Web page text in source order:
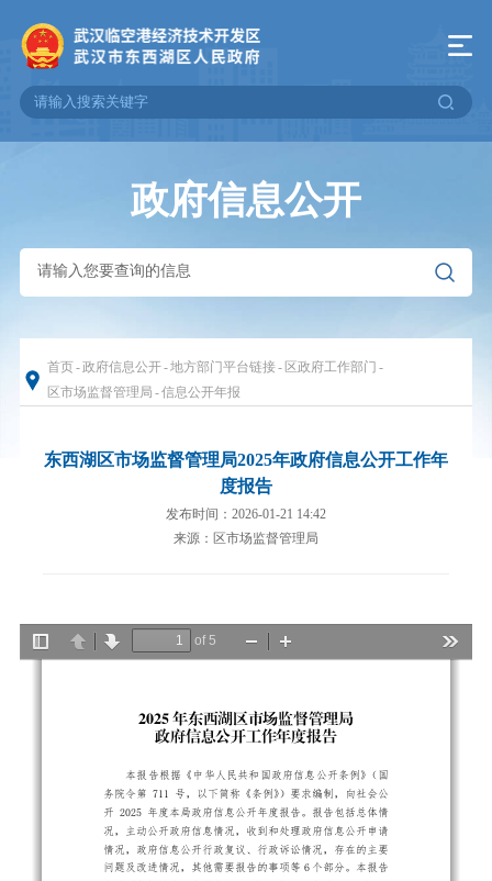
政府信息公开
首页-政府信息公开-地方部门平台链接- 区政府工作部门 -
区市场监督管理局 -信息公开年报
东西湖区市场监督管理局2025年政府信息公开工作年
度报告
发布时间：2026-01-21 14:42
来源：区市场监督管理局